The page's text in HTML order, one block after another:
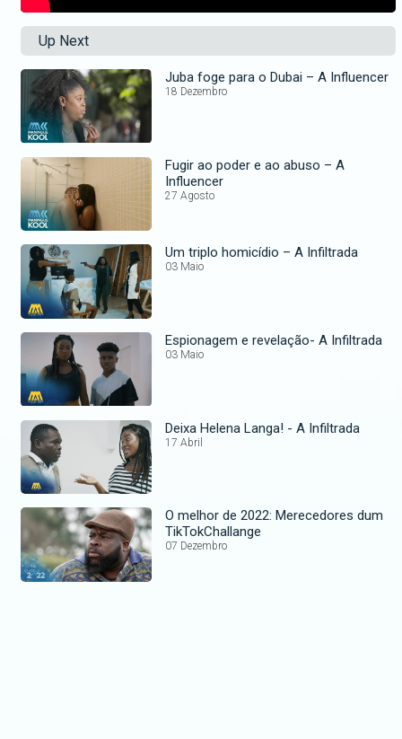
Up Next
Juba foge para o Dubai – A Influencer
18 Dezembro
Fugir ao poder e ao abuso – A
Influencer
27 Agosto
Um triplo homicídio – A Infiltrada
03 Maio
Espionagem e revelação- A Infiltrada
03 Maio
Deixa Helena Langa! - A Infiltrada
17 Abril
O melhor de 2022: Merecedores dum
TikTokChallange
07 Dezembro